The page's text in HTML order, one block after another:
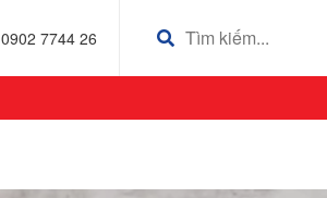
0902 7744 26